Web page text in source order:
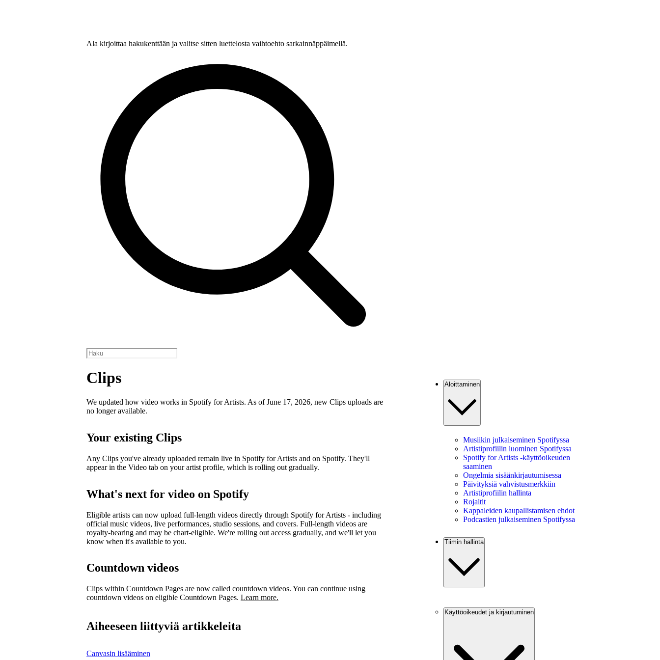
Ala kirjoittaa hakukenttään ja valitse sitten luettelosta vaihtoehto sarkainnäppäimellä.
Clips
We updated how video works in Spotify for Artists. As of June 17, 2026, new Clips uploads are
no longer available.
Your existing Clips
Any Clips you've already uploaded remain live in Spotify for Artists and on Spotify. They'll
appear in the Video tab on your artist profile, which is rolling out gradually.
What's next for video on Spotify
Eligible artists can now upload full-length videos directly through Spotify for Artists - including
official music videos, live performances, studio sessions, and covers. Full-length videos are
royalty-bearing and may be chart-eligible. We're rolling out access gradually, and we'll let you
know when it's available to you.
Countdown videos
Clips within Countdown Pages are now called countdown videos. You can continue using
countdown videos on eligible Countdown Pages. Learn more.
Aiheeseen liittyviä artikkeleita
Canvasin lisääminen
Aloittaminen
Musiikin julkaiseminen Spotifyssa
Artistiprofiilin luominen Spotifyssa
Spotify for Artists ‑käyttöoikeuden
saaminen
Ongelmia sisäänkirjautumisessa
Päivityksiä vahvistusmerkkiin
Artistiprofiilin hallinta
Rojaltit
Kappaleiden kaupallistamisen ehdot
Podcastien julkaiseminen Spotifyssa
Tiimin hallinta
Käyttöoikeudet ja kirjautuminen